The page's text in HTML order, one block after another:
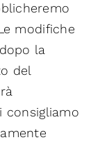
modifiche
la
del
consigliamo